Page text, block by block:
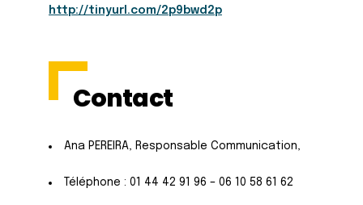
http://tinyurl.com/2p9bwd2p
Contact
Ana PEREIRA, Responsable Communication,
Téléphone : 01 44 42 91 96 – 06 10 58 61 62